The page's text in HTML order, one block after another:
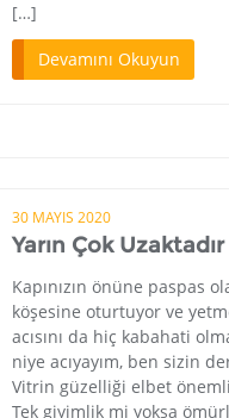
[…]
Devamını Okuyun
30 MAYIS 2020
Yarın Çok Uzaktadır
Kapınızın önüne paspas
köşesine oturtuyor ve
acısını da hiç kabahati
niye acıyayım, ben sizin
Vitrin güzelliği elbet
Tek giyimlik mi yoksa